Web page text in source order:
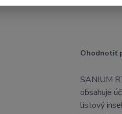
Ohodnotiť
SANIUM
obsahuje
listový